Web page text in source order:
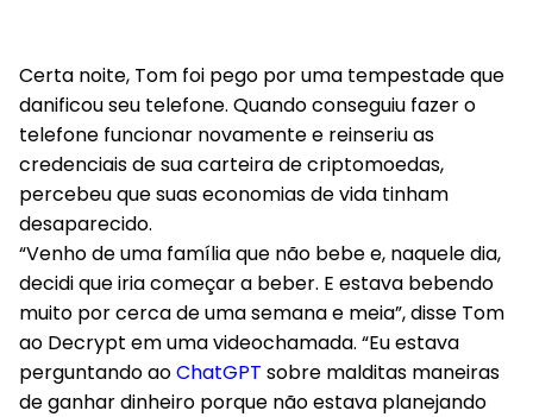
Certa noite, Tom foi pego por uma tempestade que
danificou seu telefone. Quando conseguiu fazer o
telefone funcionar novamente e reinseriu as
credenciais de sua carteira de criptomoedas,
percebeu que suas economias de vida tinham
desaparecido.
“Venho de uma família que não bebe e, naquele dia,
decidi que iria começar a beber. E estava bebendo
muito por cerca de uma semana e meia”, disse Tom
ao Decrypt em uma videochamada. “Eu estava
perguntando aoChatGPT sobre malditas maneiras
de ganhar dinheiro porque não estava planejando